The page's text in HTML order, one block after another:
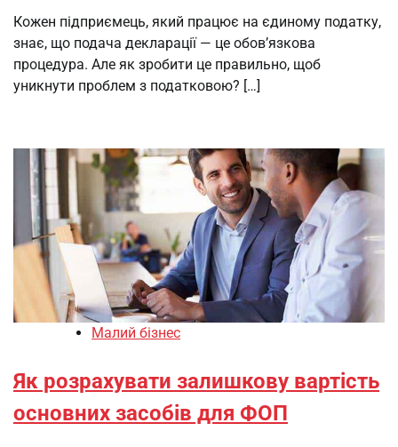
Кожен підприємець, який працює на єдиному податку,
знає, що подача декларації — це обов’язкова
процедура. Але як зробити це правильно, щоб
уникнути проблем з податковою? […]
Малий бізнес
Як розрахувати залишкову вартість
основних засобів для ФОП